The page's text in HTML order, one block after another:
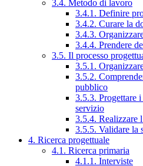
3.4. Metodo di lavoro
3.4.1. Definire
3.4.2. Curare la
3.4.3.
3.4.4. Prendere
3.5. Il processo
3.5.1.
3.5.2.
pubblico
3.5.3. Progettare i
servizio
3.5.4. Realizzare
3.5.5. Validare la
4. Ricerca progettuale
4.1. Ricerca primaria
4.1.1. Interviste